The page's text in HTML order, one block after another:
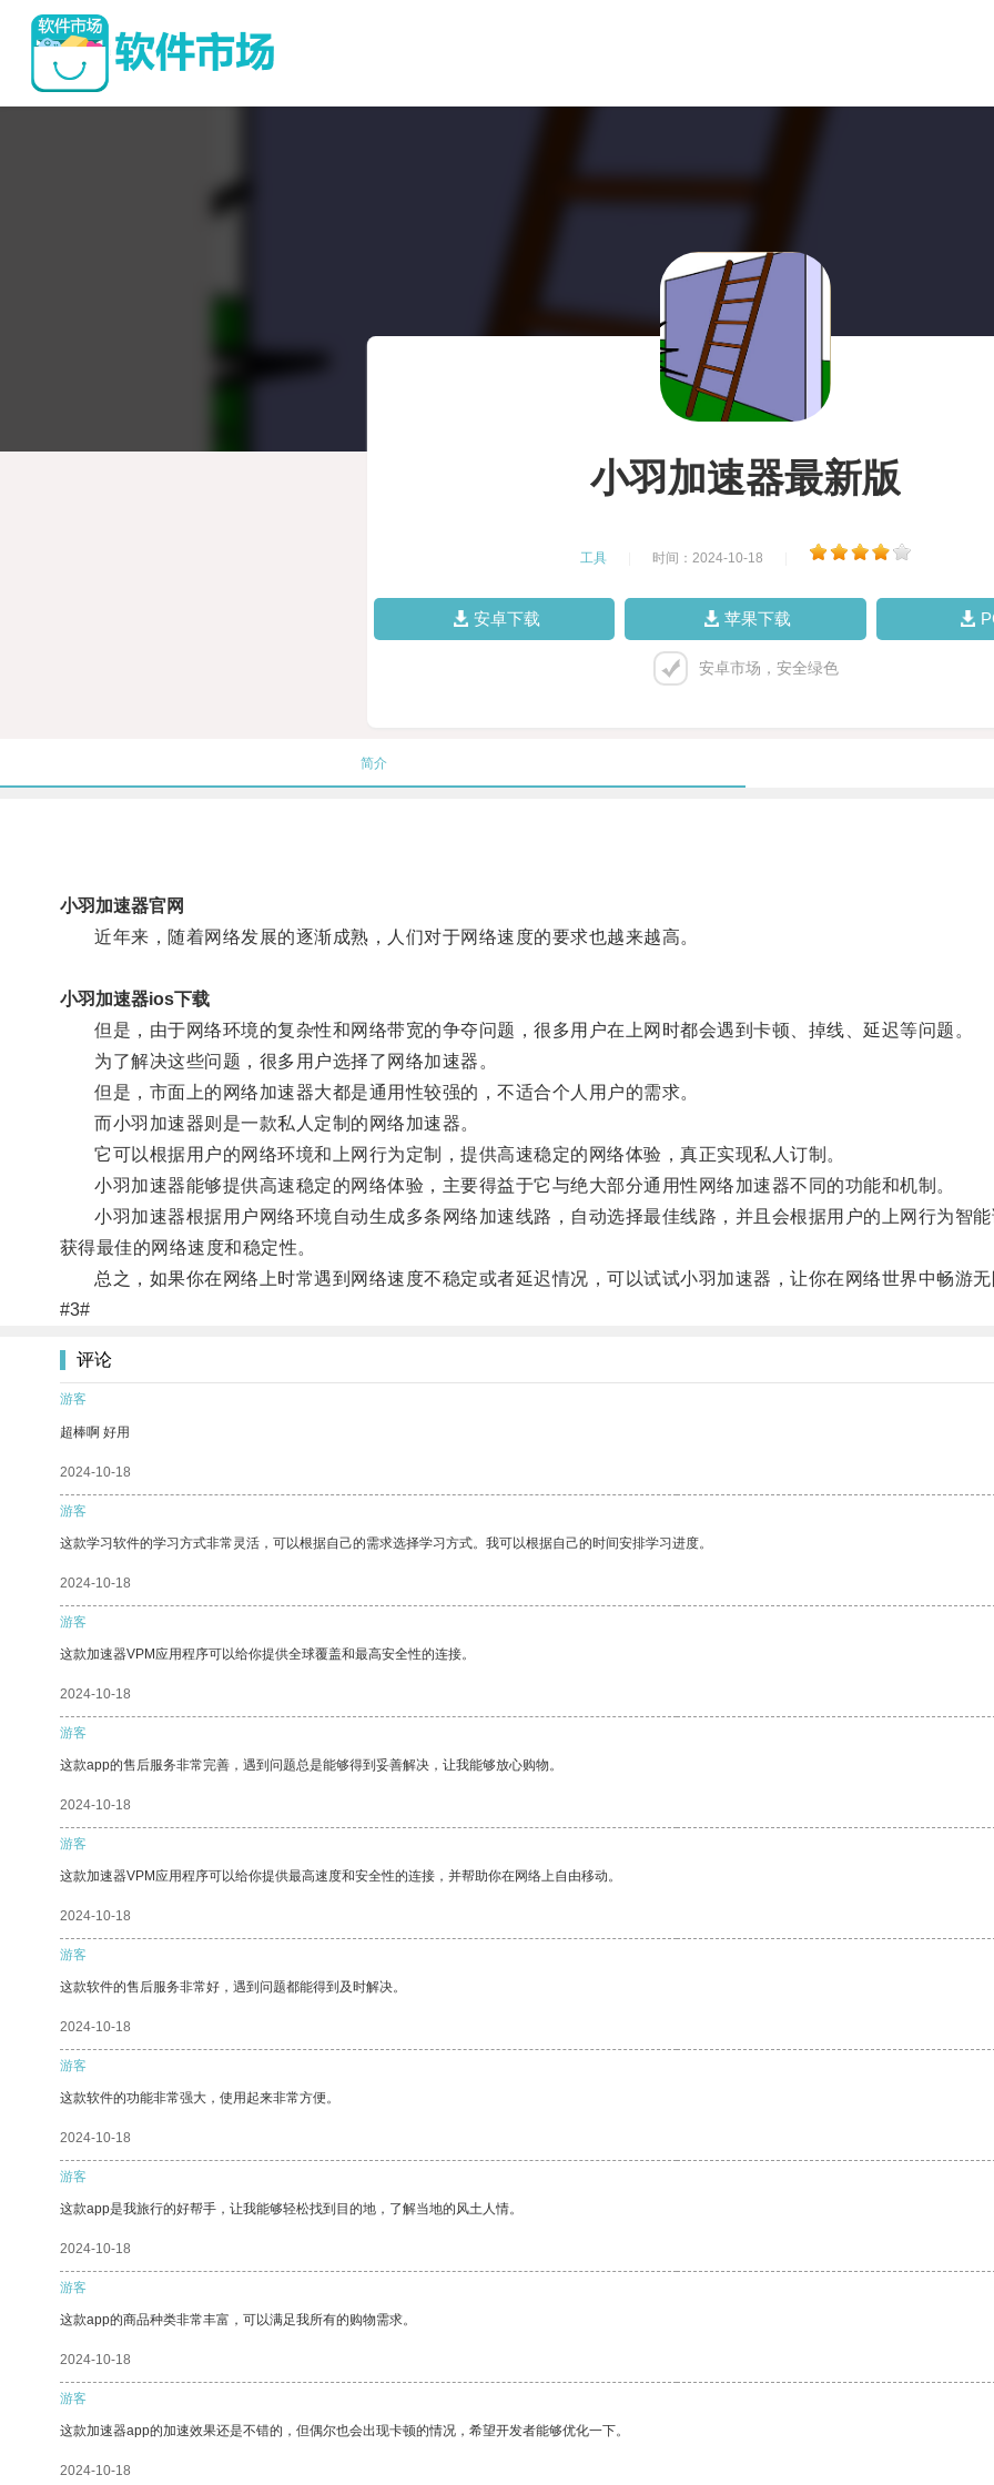
小羽加速器最新版
工具 时间：2024-10-18
安卓下载 苹果下载
安卓市场，安全绿色
简介
小羽加速器官网
近年来，随着网络发展的逐渐成熟，人们对于网络速度的要求也越来越高。
小羽加速器ios下载
但是，由于网络环境的复杂性和网络带宽的争夺问题，很多用户在上网时都会遇到卡顿、掉线、延迟等问题。
为了解决这些问题，很多用户选择了网络加速器。
但是，市面上的网络加速器大都是通用性较强的，不适合个人用户的需求。
而小羽加速器则是一款私人定制的网络加速器。
它可以根据用户的网络环境和上网行为定制，提供高速稳定的网络体验，真正实现私人订制。
小羽加速器能够提供高速稳定的网络体验，主要得益于它与绝大部分通用性网络加速器不同的功能和机制。
小羽加速器根据用户网络环境自动生成多条网络加速线路，自动选择最佳线路，并且会根据用户的上网行为智
获得最佳的网络速度和稳定性。
总之，如果你在网络上时常遇到网络速度不稳定或者延迟情况，可以试试小羽加速器，让你在网络世界中畅游无
#3#
评论
游客
超棒啊 好用
2024-10-18
游客
这款学习软件的学习方式非常灵活，可以根据自己的需求选择学习方式。我可以根据自己的时间安排学习进度。
2024-10-18
游客
这款加速器VPM应用程序可以给你提供全球覆盖和最高安全性的连接。
2024-10-18
游客
这款app的售后服务非常完善，遇到问题总是能够得到妥善解决，让我能够放心购物。
2024-10-18
游客
这款加速器VPM应用程序可以给你提供最高速度和安全性的连接，并帮助你在网络上自由移动。
2024-10-18
游客
这款软件的售后服务非常好，遇到问题都能得到及时解决。
2024-10-18
游客
这款软件的功能非常强大，使用起来非常方便。
2024-10-18
游客
这款app是我旅行的好帮手，让我能够轻松找到目的地，了解当地的风土人情。
2024-10-18
游客
这款app的商品种类非常丰富，可以满足我所有的购物需求。
2024-10-18
游客
这款加速器app的加速效果还是不错的，但偶尔也会出现卡顿的情况，希望开发者能够优化一下。
2024-10-18